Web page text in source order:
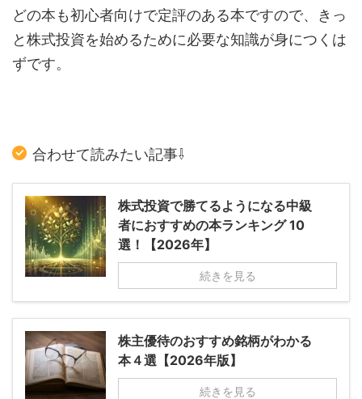
どの本も初心者向けで定評のある本ですので、きっ
と株式投資を始めるために必要な知識が身につくは
ずです。
合わせて読みたい記事⇩
株式投資で勝てるようになる中級
者におすすめの本ランキング 10
選！【2026年】
続きを見る
株主優待のおすすめ銘柄がわかる
本４選【2026年版】
続きを見る